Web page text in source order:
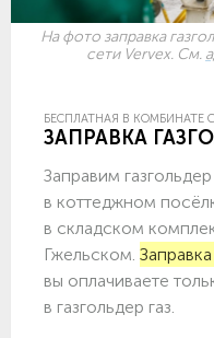
На фото заправка
сети Vervex. См.
БЕСПЛАТНАЯ В КОМБИНАТЕ
ЗАПРАВКА
Заправим
в коттеджном
в складском
Гжельском.
вы оплачиваете
в газгольдер газ.